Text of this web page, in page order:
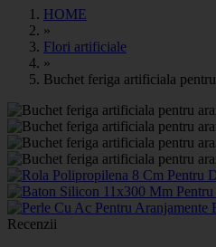
HOME
»
Flori artificiale
»
Buchet feriga artificiala
Recenzii